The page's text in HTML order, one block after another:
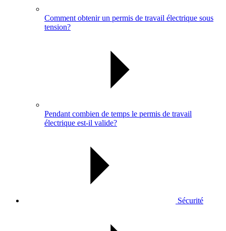
Comment obtenir un permis de travail électrique sous
tension?
Pendant combien de temps le permis de travail
électrique est-il valide?
Sécurité